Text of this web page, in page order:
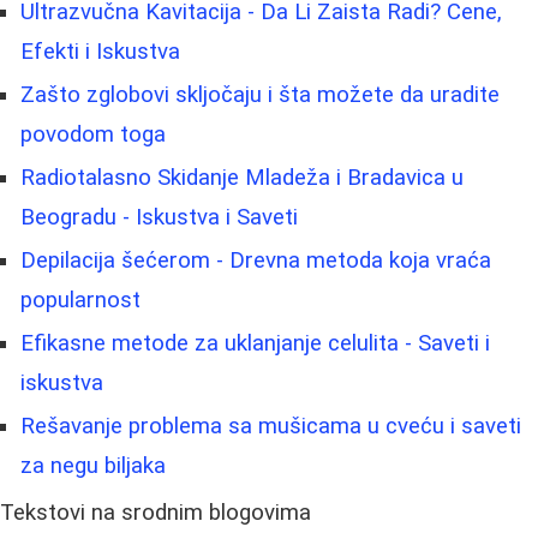
Ultrazvučna Kavitacija - Da Li Zaista Radi? Cene,
Efekti i Iskustva
Zašto zglobovi skljočaju i šta možete da uradite
povodom toga
Radiotalasno Skidanje Mladeža i Bradavica u
Beogradu - Iskustva i Saveti
Depilacija šećerom - Drevna metoda koja vraća
popularnost
Efikasne metode za uklanjanje celulita - Saveti i
iskustva
Rešavanje problema sa mušicama u cveću i saveti
za negu biljaka
Tekstovi na srodnim blogovima